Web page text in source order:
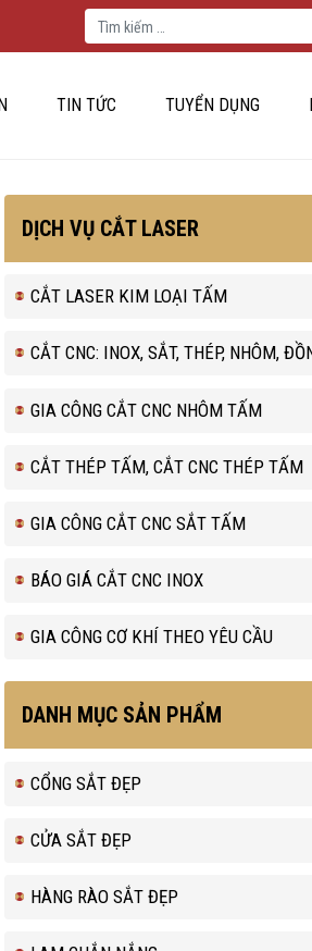
Tìm kiếm cho:
TIN TỨC TUYỂN DỤNG
DỊCH VỤ CẮT LASER
CẮT LASER KIM LOẠI TẤM
CẮT CNC: INOX, SẮT, THÉP, NHÔM,
GIA CÔNG CẮT CNC NHÔM TẤM
CẮT THÉP TẤM, CẮT CNC THÉP TẤM
GIA CÔNG CẮT CNC SẮT TẤM
BÁO GIÁ CẮT CNC INOX
GIA CÔNG CƠ KHÍ THEO YÊU CẦU
DANH MỤC SẢN PHẨM
CỔNG SẮT ĐẸP
CỬA SẮT ĐẸP
HÀNG RÀO SẮT ĐẸP